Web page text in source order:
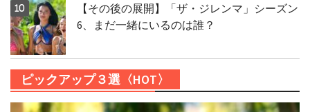
【その後の展開】「ザ・ジレンマ」シーズン
6、まだ一緒にいるのは誰？
ピックアップ３選〈HOT〉